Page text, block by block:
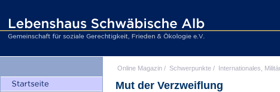
Online Magazin / Schwerpunkte / Internationales,
Mut der Verzweiflung